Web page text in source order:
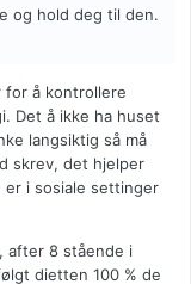
og hold deg til den.
å kontrollere
Det å ikke ha huset
langsiktig så må
skrev, det hjelper
er i sosiale settinger
after 8 stående i
dietten 100 % de